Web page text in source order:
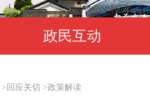
政民互动
> 回应关切 >政策解读